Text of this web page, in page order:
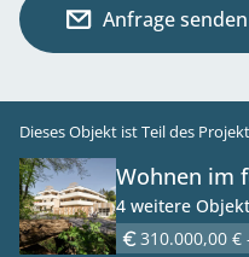
Anfrage senden
Dieses Objekt ist Teil des
Wohnen im
Living
Pumpe - zu
4 weitere
310.000,00 €